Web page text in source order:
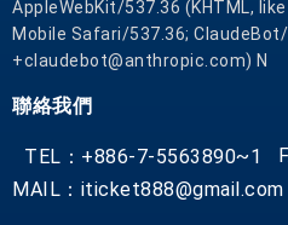
AppleWebKit/537.36 (KHTML,
Mobile Safari/537.36;
+claudebot@anthropic.com) N
聯絡我們
TEL：+886-7-5563890~1
MAIL：iticket888@gmail.com